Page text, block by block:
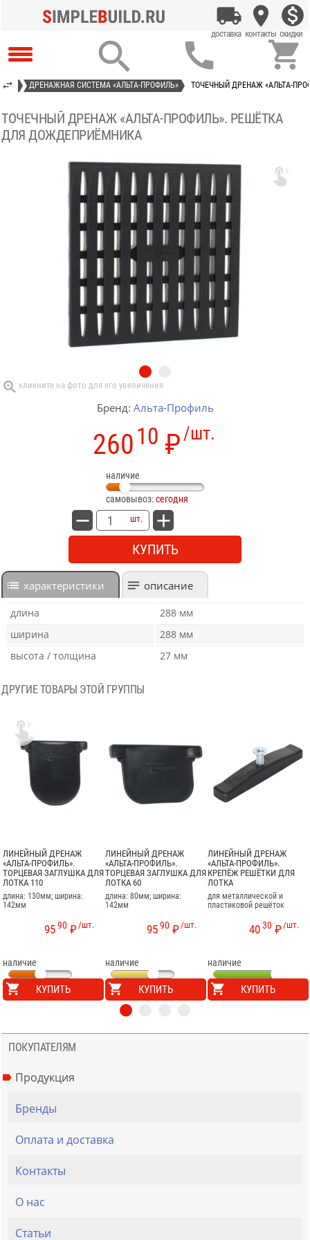
  
ДРЕНАЖНАЯ СИСТЕМА «АЛЬТА-ПРОФИЛЬ» ТОЧЕЧНЫЙ ДРЕНАЖ «АЛЬТА-
ТОЧЕЧНЫЙ ДРЕНАЖ «АЛЬТА-ПРОФИЛЬ». РЕШЁТКА
ДЛЯ ДОЖДЕПРИЁМНИКА

Бренд: Альта-Профиль
/шт.
26010 ₽
наличие
самовывоз:сегодня
шт.
КУПИТЬ
характеристики описание
длина
288 мм
ширина
288 мм
высота / толщина
27 мм
ДРУГИЕ ТОВАРЫ ЭТОЙ ГРУППЫ
ЛИНЕЙНЫЙ ДРЕНАЖ
«АЛЬТА-ПРОФИЛЬ».
ТОРЦЕВАЯ ЗАГЛУШКА ДЛЯ
ЛОТКА 110
длина: 130мм; ширина:
142мм
/шт.
9590 ₽
наличие
КУПИТЬ
ЛИНЕЙНЫЙ ДРЕНАЖ
«АЛЬТА-ПРОФИЛЬ».
ТОРЦЕВАЯ ЗАГЛУШКА ДЛЯ
ЛОТКА 60
длина: 80мм; ширина:
142мм
/шт.
9590 ₽
наличие
КУПИТЬ
ЛИНЕЙНЫЙ ДРЕНАЖ
«АЛЬТА-ПРОФИЛЬ».
КРЕПЁЖ РЕШЁТКИ ДЛЯ
ЛОТКА
для металлической и
пластиковой решёток
/шт.
4030 ₽
наличие
КУПИТЬ

ПОКУПАТЕЛЯМ
Продукция
Бренды
Оплата и доставка
Контакты
О нас
Статьи